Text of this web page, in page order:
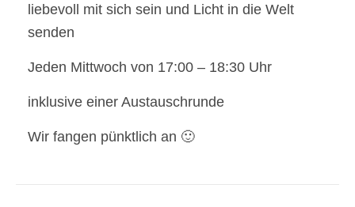
liebevoll mit sich sein und Licht in die Welt
senden
Jeden Mittwoch von 17:00 – 18:30 Uhr
inklusive einer Austauschrunde
Wir fangen pünktlich an 🙂